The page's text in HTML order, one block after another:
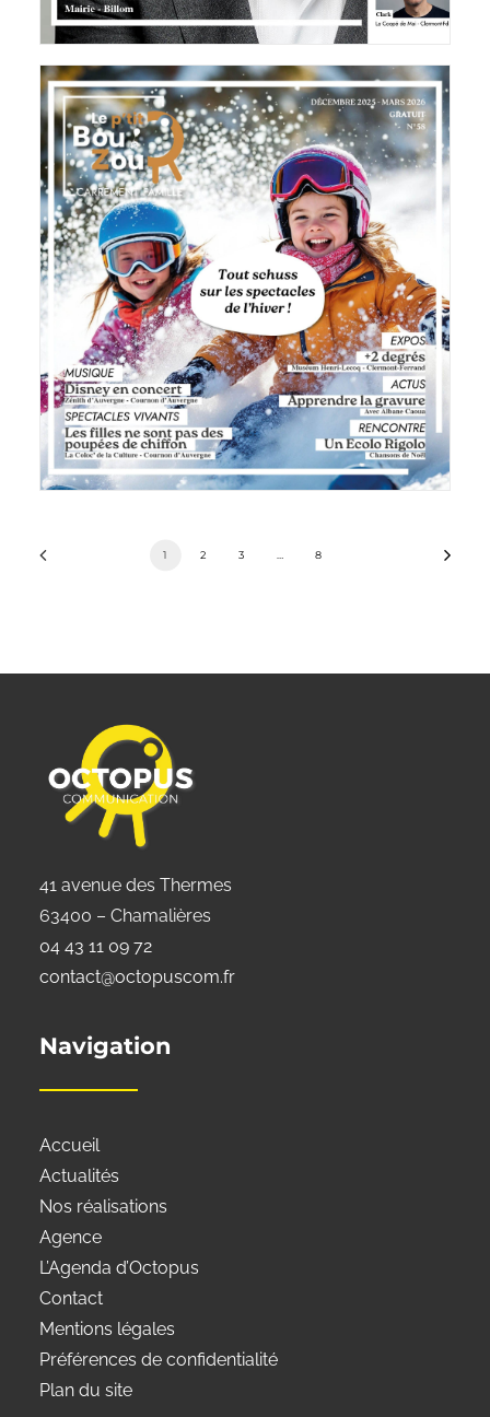
Le P'tit BouZou
8 décembre 2025
LIRE LA SUITE
1 2 3 8
41 avenue des Thermes
63400 – Chamalières
04 43 11 09 72
contact@octopuscom.fr
Navigation
Accueil
Actualités
Nos réalisations
Agence
L’Agenda d’Octopus
Contact
Mentions légales
Préférences de confidentialité
Plan du site